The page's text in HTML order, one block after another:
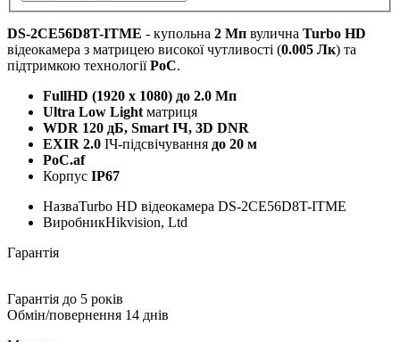
DS-2CE56D8T-ITME - купольна 2 Мп вулична Turbo HD
відеокамера з матрицею високої чутливості (0.005 Лк) та
підтримкою технологіїPoC.
FullHD (1920 x 1080) до 2.0 Mп
Ultra Low Light матриця
WDR 120 дБ, Smart ІЧ, 3D DNR
EXIR 2.0 ІЧ-підсвічування до 20 м
PoC.af
Корпус IP67
НазваTurbo HD відеокамера DS-2CE56D8T-ITME
ВиробникHikvision, Ltd
Гарантія
Гарантія до 5 років
Обмін/повернення 14 днів